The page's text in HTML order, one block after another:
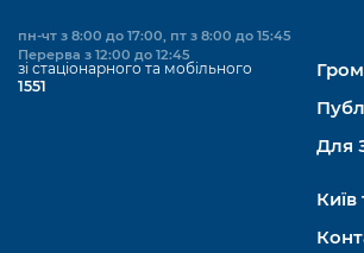
пн-чт з 8:00 до 17:00, пт з 8:00 до 15:45
Перерва з 12:00 до 12:45
зі стаціонарного та мобільного
1551
Для
Київ